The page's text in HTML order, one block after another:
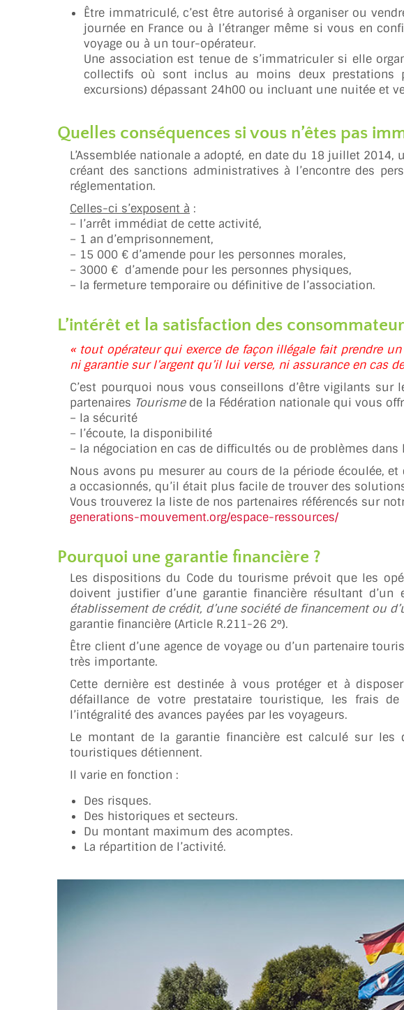
Être immatriculé, c’est être autorisé à organiser ou
journée en France ou à l’étranger même si vous en
voyage ou à un tour-opérateur.
Une association est tenue de s’immatriculer si elle
collectifs où sont inclus au moins deux prestations
excursions) dépassant 24h00 ou incluant une nuitée et
Quelles conséquences si vous n’êtes pas
L’Assemblée nationale a adopté, en date du 18 juillet
créant des sanctions administratives à l’encontre des
réglementation.
Celles-ci s’exposent à :
– l’arrêt immédiat de cette activité,
– 1 an d’emprisonnement,
– 15 000 € d’amende pour les personnes morales,
– 3000 € d’amende pour les personnes physiques,
– la fermeture temporaire ou définitive de l’association.
L’intérêt et la satisfaction des
« tout opérateur qui exerce de façon illégale fait prendre
ni garantie sur l’argent qu’il lui verse, ni assurance en cas
C’est pourquoi nous vous conseillons d’être vigilants
partenaires Tourismede la Fédération nationale qui vous
– la sécurité
– l’écoute, la disponibilité
– la négociation en cas de difficultés ou de problèmes dans
Nous avons pu mesurer au cours de la période écoulée,
a occasionnés, qu’il était plus facile de trouver des
Vous trouverez la liste de nos partenaires référencés sur
generations-mouvement.org/espace-ressources/
Pourquoi une garantie financière ?
Les dispositions du Code du tourisme prévoit que les
doivent justifier d’une garantie financière résultant
établissement de crédit, d’une société de financement ou
garantie financière (Article R.211-26 2°).
Être client d’une agence de voyage ou d’un partenaire
très importante.
Cette dernière est destinée à vous protéger et à
défaillance de votre prestataire touristique, les frais
l’intégralité des avances payées par les voyageurs.
Le montant de la garantie financière est calculé sur
touristiques détiennent.
Il varie en fonction :
Des risques.
Des historiques et secteurs.
Du montant maximum des acomptes.
La répartition de l’activité.